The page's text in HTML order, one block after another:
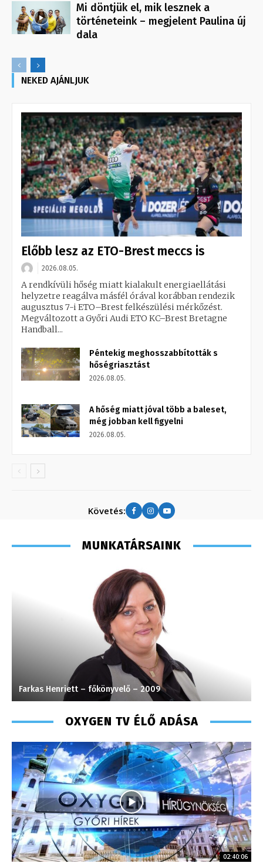
Mi döntjük el, mik lesznek a
történeteink – megjelent Paulina új
dala
NEKED AJÁNLJUK
Előbb lesz az ETO-Brest meccs is
2026.08.05.
A rendkívüli hőség miatt kialakult energiaellátási
helyzetre reagálva másfél órával korábban rendezik
augusztus 7-i ETO–Brest felkészülési mérkőzést.
Megváltozott a Győri Audi ETO KC–Brest Bretagne
Handball...
Péntekig meghosszabbították s
hőségriasztást
2026.08.05.
A hőség miatt jóval több a baleset,
még jobban kell figyelni
2026.08.05.
Követés:
MUNKATÁRSAINK
Farkas Henriett – főkönyvelő – 2009
OXYGEN TV ÉLŐ ADÁSA
02:40:06